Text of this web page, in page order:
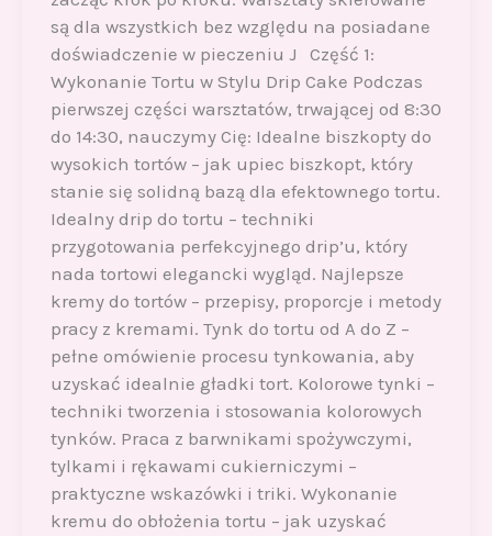
są dla wszystkich bez względu na posiadane
doświadczenie w pieczeniu J Część 1:
Wykonanie Tortu w Stylu Drip Cake Podczas
pierwszej części warsztatów, trwającej od 8:30
do 14:30, nauczymy Cię: Idealne biszkopty do
wysokich tortów – jak upiec biszkopt, który
stanie się solidną bazą dla efektownego tortu.
Idealny drip do tortu – techniki
przygotowania perfekcyjnego drip’u, który
nada tortowi elegancki wygląd. Najlepsze
kremy do tortów – przepisy, proporcje i metody
pracy z kremami. Tynk do tortu od A do Z –
pełne omówienie procesu tynkowania, aby
uzyskać idealnie gładki tort. Kolorowe tynki –
techniki tworzenia i stosowania kolorowych
tynków. Praca z barwnikami spożywczymi,
tylkami i rękawami cukierniczymi –
praktyczne wskazówki i triki. Wykonanie
kremu do obłożenia tortu – jak uzyskać